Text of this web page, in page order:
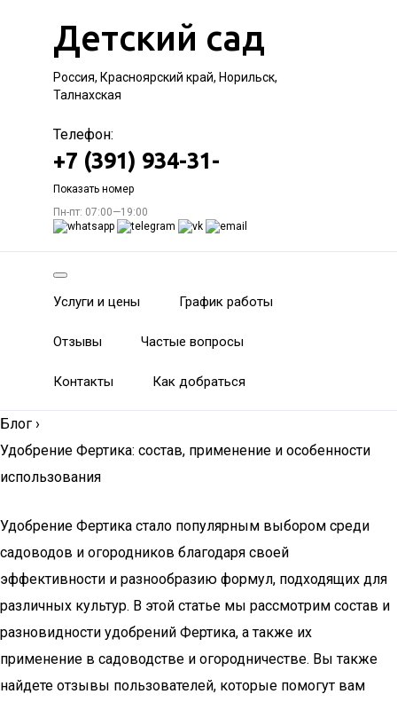
Детский сад
Россия, Красноярский край, Норильск,
Талнахская
Телефон:
+7 (391) 934-31-
Показать номер
Пн-пт: 07:00—19:00
Услуги и цены График работы
Отзывы Частые вопросы
Контакты Как добраться
Блог ›
Удобрение Фертика: состав, применение и особенности
использования
Удобрение Фертика стало популярным выбором среди
садоводов и огородников благодаря своей
эффективности и разнообразию формул, подходящих для
различных культур. В этой статье мы рассмотрим состав и
разновидности удобрений Фертика, а также их
применение в садоводстве и огородничестве. Вы также
найдете отзывы пользователей, которые помогут вам